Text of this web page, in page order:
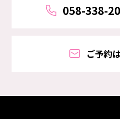
058-338-
ご予約